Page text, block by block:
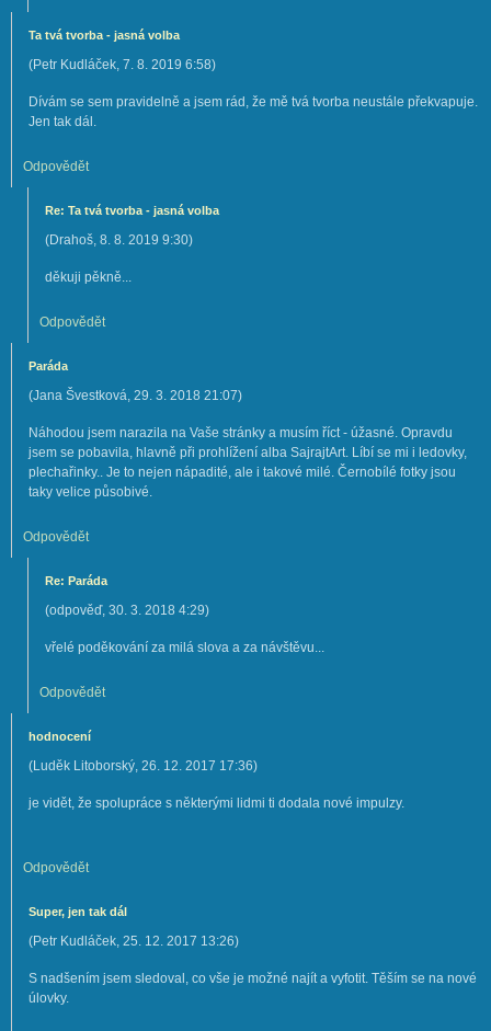
Ta tvá tvorba - jasná volba
(Petr Kudláček, 7. 8. 2019 6:58)
Dívám se sem pravidelně a jsem rád, že mě tvá tvorba neustále překvapuje.
Jen tak dál.
Odpovědět
Re: Ta tvá tvorba - jasná volba
(Drahoš, 8. 8. 2019 9:30)
děkuji pěkně...
Odpovědět
Paráda
(Jana Švestková, 29. 3. 2018 21:07)
Náhodou jsem narazila na Vaše stránky a musím říct - úžasné. Opravdu
jsem se pobavila, hlavně při prohlížení alba SajrajtArt. Líbí se mi i ledovky,
plechařinky.. Je to nejen nápadité, ale i takové milé. Černobílé fotky jsou
taky velice působivé.
Odpovědět
Re: Paráda
(odpověď, 30. 3. 2018 4:29)
vřelé poděkování za milá slova a za návštěvu...
Odpovědět
hodnocení
(Luděk Litoborský, 26. 12. 2017 17:36)
je vidět, že spolupráce s některými lidmi ti dodala nové impulzy.
Odpovědět
Super, jen tak dál
(Petr Kudláček, 25. 12. 2017 13:26)
S nadšením jsem sledoval, co vše je možné najít a vyfotit. Těším se na nové
úlovky.